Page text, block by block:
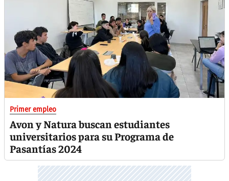
Primer empleo
Avon y Natura buscan estudiantes
universitarios para su Programa de
Pasantías 2024